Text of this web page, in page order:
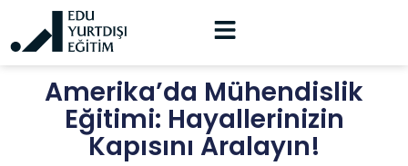
Amerika’da Mühendislik
Eğitimi: Hayallerinizin
Kapısını Aralayın!